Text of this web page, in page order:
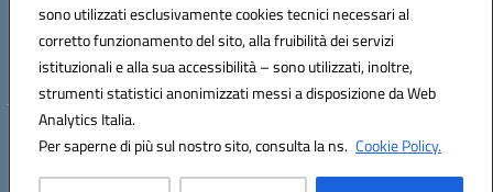
sono utilizzati esclusivamente cookies tecnici necessari al
corretto funzionamento del sito, alla fruibilità dei servizi
istituzionali e alla sua accessibilità – sono utilizzati, inoltre,
strumenti statistici anonimizzati messi a disposizione da Web
Analytics Italia.
Per saperne di più sul nostro sito, consulta la ns. Cookie Policy.
Codice IBAN IT17B0100004306TU0000032417 Numero conto
TU0000032417
Codice univoco: UFEHBU
Hosting & Powered by 3D Solution S.r.l.
Concept & Design by Designers Italia